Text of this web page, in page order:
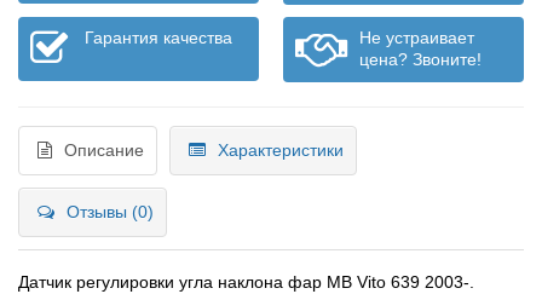
Гарантия качества
Не устраивает
цена? Звоните!
Описание Характеристики
Отзывы (0)
Датчик регулировки угла наклона фар MB Vito 639 2003-.